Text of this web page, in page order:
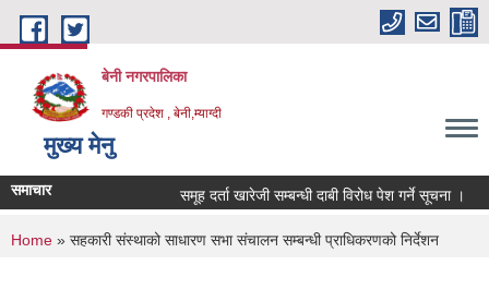
Skip to main content
बेनी नगरपालिका
गण्डकी प्रदेश , बेनी,म्याग्दी
मुख्य मेनु
समाचार समूह दर्ता खारेजी सम्बन्धी दाबी विरोध पेश गर्ने सूचना ।
You are here
Home » सहकारी संस्थाको साधारण सभा संचालन सम्बन्धी प्राधिकरणको निर्देशन